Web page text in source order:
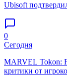
Ubisoft
0
Сегодня
MARVEL Tokon:
критики от